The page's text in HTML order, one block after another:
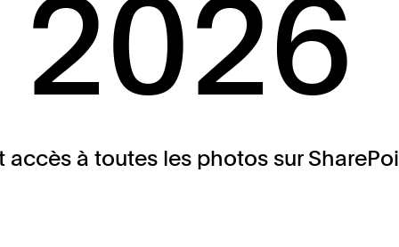
à toutes les photos sur